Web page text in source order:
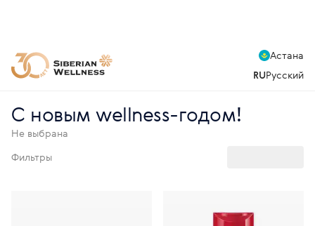
Астана
RUРусский
С новым wellness-годом!
Не выбрана
Фильтры